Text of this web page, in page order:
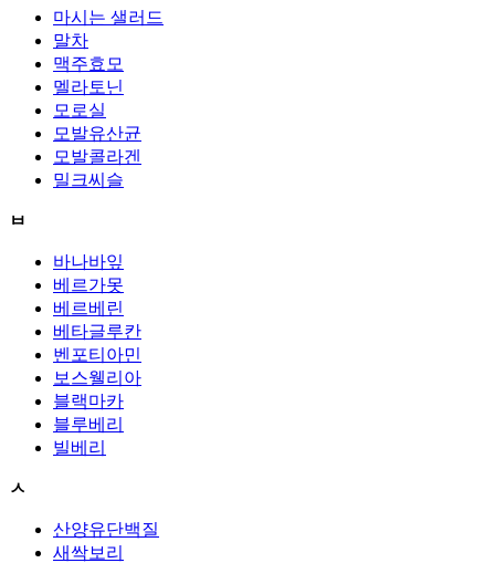
마시는 샐러드
말차
맥주효모
멜라토닌
모로실
모발유산균
모발콜라겐
밀크씨슬
ㅂ
바나바잎
베르가못
베르베린
베타글루칸
벤포티아민
보스웰리아
블랙마카
블루베리
빌베리
ㅅ
산양유단백질
새싹보리